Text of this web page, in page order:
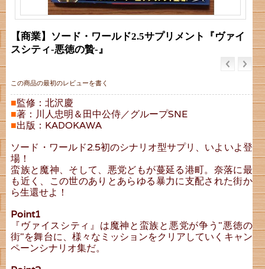
【商業】ソード・ワールド2.5サプリメント『ヴァイ
スシティ‐悪徳の贄‐』
この商品の最初のレビューを書く
■監修：北沢慶
■著：川人忠明＆田中公侍／グループSNE
■出版：KADOKAWA
ソード・ワールド2.5初のシナリオ型サプリ、いよいよ登
場！
蛮族と魔神、そして、悪党どもが蔓延る港町。奈落に最
も近く、この世のありとあらゆる暴力に支配された街か
ら生還せよ！
Point1
『ヴァイスシティ』は魔神と蛮族と悪党が争う"悪徳の
街"を舞台に、様々なミッションをクリアしていくキャン
ペーンシナリオ集だ。